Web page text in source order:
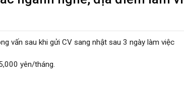
vấn sau khi gửi CV sang nhật sau 3 ngày làm việc
yên/tháng.